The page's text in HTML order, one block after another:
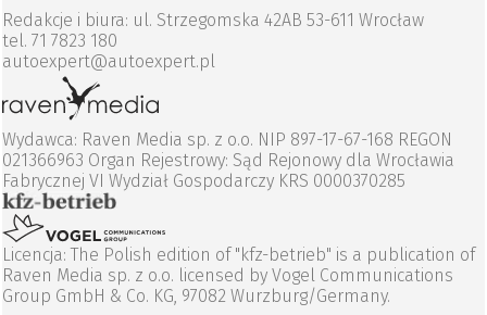
Redakcje i biura: ul. Strzegomska 42AB 53-611 Wrocław
tel. 71 7823 180
autoexpert@autoexpert.pl
Wydawca: Raven Media sp. z o.o. NIP 897-17-67-168 REGON
021366963 Organ Rejestrowy: Sąd Rejonowy dla Wrocławia
Fabrycznej VI Wydział Gospodarczy KRS 0000370285
Licencja: The Polish edition of "kfz-betrieb" is a publication of
Raven Media sp. z o.o. licensed by Vogel Communications
Group GmbH & Co. KG, 97082 Wurzburg/Germany.